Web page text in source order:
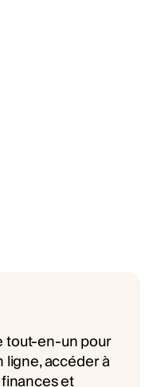
tout-en-un pour
accéder à
et